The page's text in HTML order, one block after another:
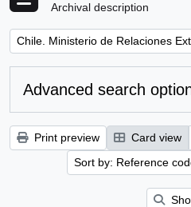
Archival description
Remove filter:
Chile. Ministerio de Relaciones
Advanced search
Print preview Card view
Sort by: Reference